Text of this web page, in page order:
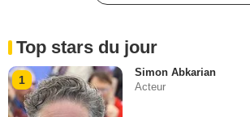
Top stars du jour
1
Simon Abkarian
Acteur